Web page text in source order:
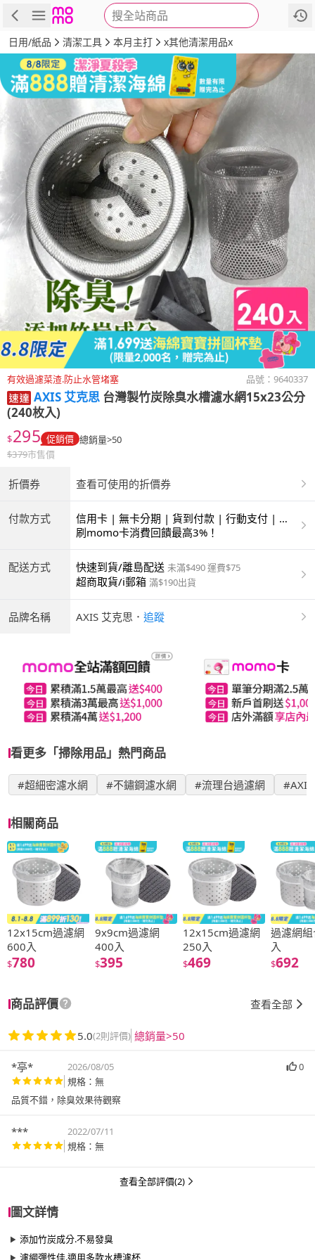
搜全站商品
商品 評價 詳情
日用/紙品 清潔工具 本月主打 x其他清潔用品x
有效過濾菜渣.防止水管堵塞 品號： 9640337
AXIS 艾克思 台灣製竹炭除臭水槽濾水網15x23公分
(240枚入)
$295 促銷價 總銷量>50
$379市售價
折價券 查看可使用的折價券
付款方式
信用卡 | 無卡分期 | 貨到付款 | 行動支付 | 超
商付款 | ATM | 銀聯卡
刷momo卡消費回饋最高3%！
配送方式 快速到貨/離島配送 未滿$490 運費$75
超商取貨/i郵箱 滿$190出貨
品牌名稱 AXIS 艾克思 ． 追蹤
看更多「掃除用品」熱門商品
#超細密濾水網 #不鏽鋼濾水網 #流理台過濾網
相關商品
12x15cm過濾網
600入
$780
9x9cm過濾網
400入
$395
12x15cm過濾網
250入
$469
過濾網
入
$692
商品評價 查看全部
5.0(2則評價) 總銷量>50
*亭* 2026/08/05
0
規格：無
品質不錯，除臭效果待觀察
***
2022/07/11
規格：無
查看全部評價(2)
圖文詳情
添加竹炭成分.不易發臭
濾網彈性佳.適用多款水槽濾杯